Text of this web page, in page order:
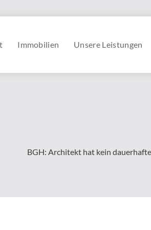
Immobilien Unsere Leistungen
BGH: Architekt hat kein